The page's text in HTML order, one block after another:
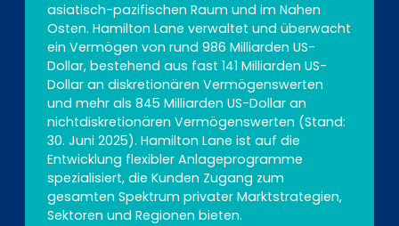
asiatisch-pazifischen Raum und im Nahen
Osten. Hamilton Lane verwaltet und überwacht
ein Vermögen von rund 986 Milliarden US-
Dollar, bestehend aus fast 141 Milliarden US-
Dollar an diskretionären Vermögenswerten
und mehr als 845 Milliarden US-Dollar an
nichtdiskretionären Vermögenswerten (Stand:
30. Juni 2025). Hamilton Lane ist auf die
Entwicklung flexibler Anlageprogramme
spezialisiert, die Kunden Zugang zum
gesamten Spektrum privater Marktstrategien,
Sektoren und Regionen bieten.